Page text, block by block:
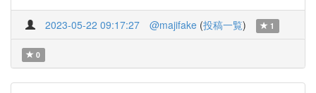
2023-05-22 09:17:27 @majifake (投稿一覧) 1
0